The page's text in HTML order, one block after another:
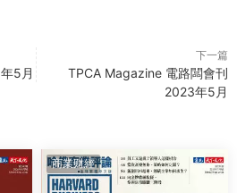
5月
下一篇
TPCA Magazine 電路闆會刊
2023年5月
商業财經